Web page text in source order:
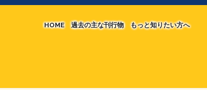
HOME 過去の主な刊行物 もっと知りたい方へ